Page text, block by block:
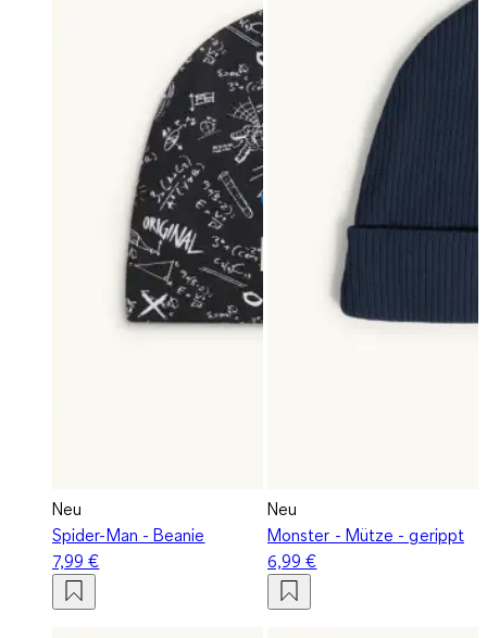
Neu
Spider-Man - Beanie
7,99 €
Neu
Monster - Mütze - gerippt
6,99 €